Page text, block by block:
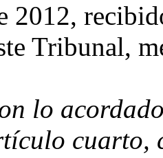
2012,
Tribunal,
lo
cuarto,